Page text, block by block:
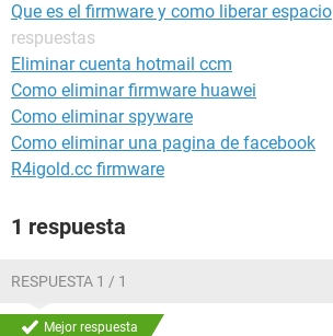
Que es el firmware y como liberar espacio
respuestas
Eliminar cuenta hotmail ccm
Como eliminar firmware huawei
Como eliminar spyware
Como eliminar una pagina de facebook
R4igold.cc firmware
1 respuesta
RESPUESTA 1 / 1
Mejor respuesta